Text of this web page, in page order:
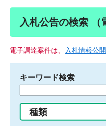
入札公告の検索 （
電子調達案件は、 入札情報公
キーワード検索
る
種類